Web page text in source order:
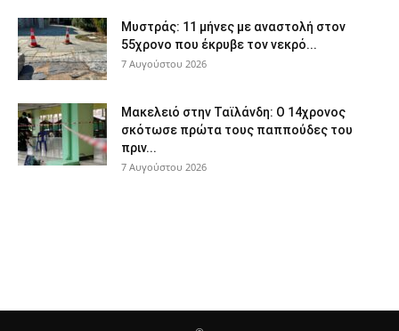
Μυστράς: 11 μήνες με αναστολή στον
55χρονο που έκρυβε τον νεκρό...
7 Αυγούστου 2026
Μακελειό στην Ταϊλάνδη: Ο 14χρονος
σκότωσε πρώτα τους παππούδες του
πριν...
7 Αυγούστου 2026